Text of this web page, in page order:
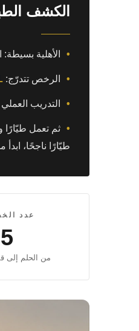
الكشف
• الأهلية
• الرخص تتدرّج:
• التدريب
• ثم تعمل طيّارًا
طيّارًا ناجحًا،
عدد
5
من الحلم إلى